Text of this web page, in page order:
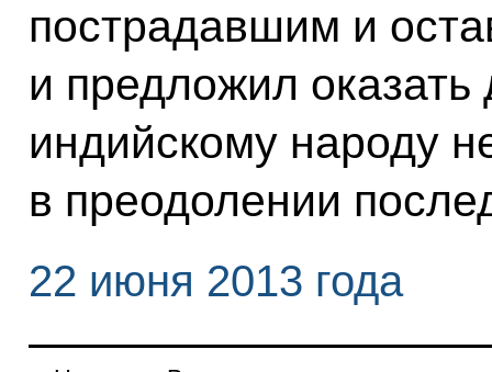
пострадавшим и
и предложил
индийскому народу
в преодолении
22 июня 2013 года